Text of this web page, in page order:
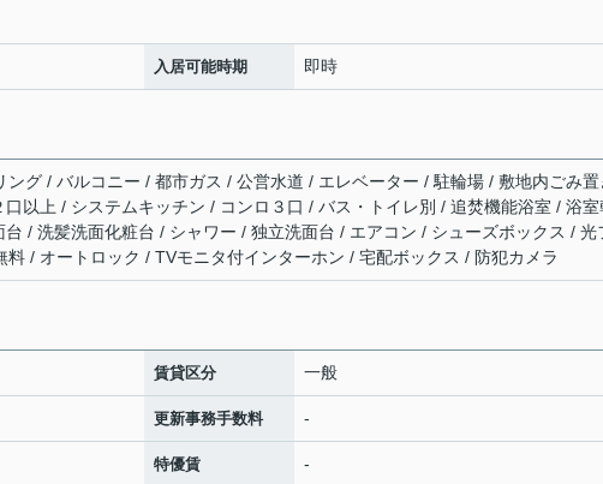
入居可能時期 即時
ング / バルコニー / 都市ガス / 公営水道 / エレベーター / 駐輪場 / 敷地内ごみ置
以上 / システムキッチン / コンロ３口 / バス・トイレ別 / 追焚機能浴室 / 浴室
/ 洗髪洗面化粧台 / シャワー / 独立洗面台 / エアコン / シューズボックス / 光
料 / オートロック / TVモニタ付インターホン / 宅配ボックス / 防犯カメラ
賃貸区分 一般
更新事務手数料 -
特優賃 -